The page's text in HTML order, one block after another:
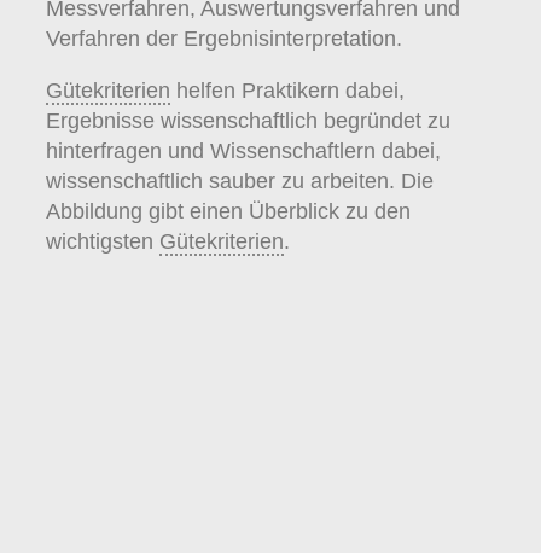
Messverfahren, Auswertungsverfahren und
Verfahren der Ergebnisinterpretation.
Gütekriterien helfen Praktikern dabei,
Ergebnisse wissenschaftlich begründet zu
hinterfragen und Wissenschaftlern dabei,
wissenschaftlich sauber zu arbeiten. Die
Abbildung gibt einen Überblick zu den
wichtigsten Gütekriterien.